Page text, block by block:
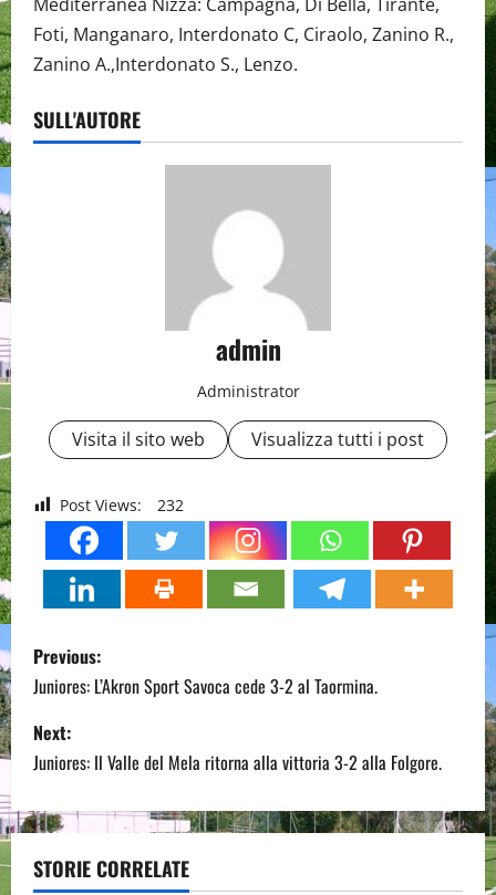
Foti, Manganaro, Interdonato C, Ciraolo, Zanino R.,
Zanino A.,Interdonato S., Lenzo.
SULL'AUTORE
admin
Administrator
Visita il sito web Visualizza tutti i post
Post Views: 232
P
o
s
t
n
a
Previous:
Juniores: L’Akron Sport Savoca cede 3-2 al Taormina.
Next:
Juniores: Il Valle del Mela ritorna alla vittoria 3-2 alla Folgore.
STORIE CORRELATE